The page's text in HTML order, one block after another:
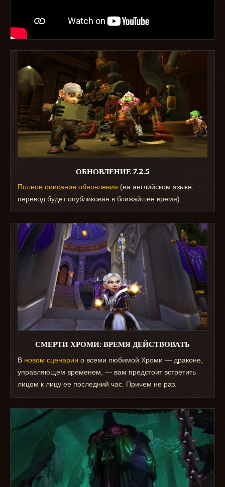
ОБНОВЛЕНИЕ 7.2.5
Полное описание обновления (на английском языке,
перевод будет опубликован в ближайшее время).
СМЕРТИ ХРОМИ: ВРЕМЯ ДЕЙСТВОВАТЬ
В новом сценарии о всеми любимой Хроми — драконе,
управляющем временем, — вам предстоит встретить
лицом к лицу ее последний час. Причем не раз.